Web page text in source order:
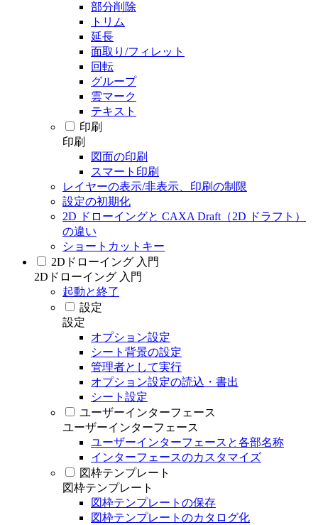
部分削除
トリム
延長
面取り/フィレット
回転
グループ
雲マーク
テキスト
印刷
印刷
図面の印刷
スマート印刷
レイヤーの表示/非表示、印刷の制限
設定の初期化
2D ドローイングと CAXA Draft（2D ドラフト）
の違い
ショートカットキー
2Dドローイング 入門
2Dドローイング 入門
起動と終了
設定
設定
オプション設定
シート背景の設定
管理者として実行
オプション設定の読込・書出
シート設定
ユーザーインターフェース
ユーザーインターフェース
ユーザーインターフェースと各部名称
インターフェースのカスタマイズ
図枠テンプレート
図枠テンプレート
図枠テンプレートの保存
図枠テンプレートのカタログ化